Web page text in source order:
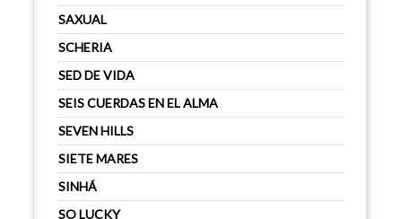
SAXUAL
SCHERIA
SED DE VIDA
SEIS CUERDAS EN EL ALMA
SEVEN HILLS
SIETE MARES
SINHÁ
SO LUCKY